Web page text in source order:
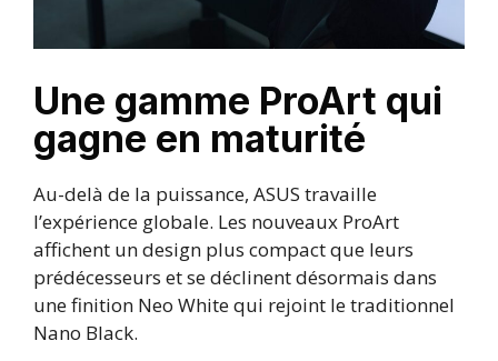
Une gamme ProArt qui
gagne en maturité
Au-delà de la puissance, ASUS travaille
l’expérience globale. Les nouveaux ProArt
affichent un design plus compact que leurs
prédécesseurs et se déclinent désormais dans
une finition Neo White qui rejoint le traditionnel
Nano Black.